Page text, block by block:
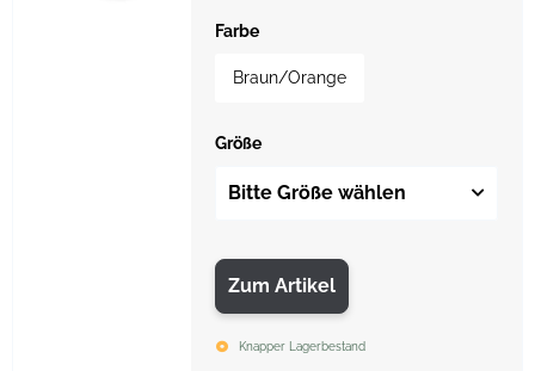
Farbe
Braun/Orange
Größe
Bitte Größe wählen
Zum Artikel
Knapper Lagerbestand